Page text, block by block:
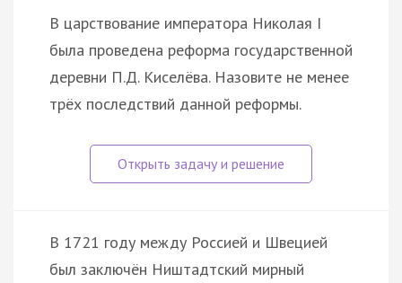
В царствование императора Николая I
была проведена реформа государственной
деревни П.Д. Киселёва. Назовите не менее
трёх последствий данной реформы.
В 1721 году между Россией и Швецией
был заключён Ништадтский мирный